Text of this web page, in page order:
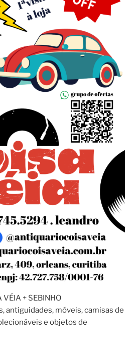
VÉIA + SEBINHO
antiguidades, móveis, camisas de
e objetos de